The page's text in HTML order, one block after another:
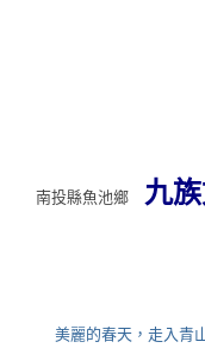
南投縣魚池鄉 九
美麗的春天，走入青山